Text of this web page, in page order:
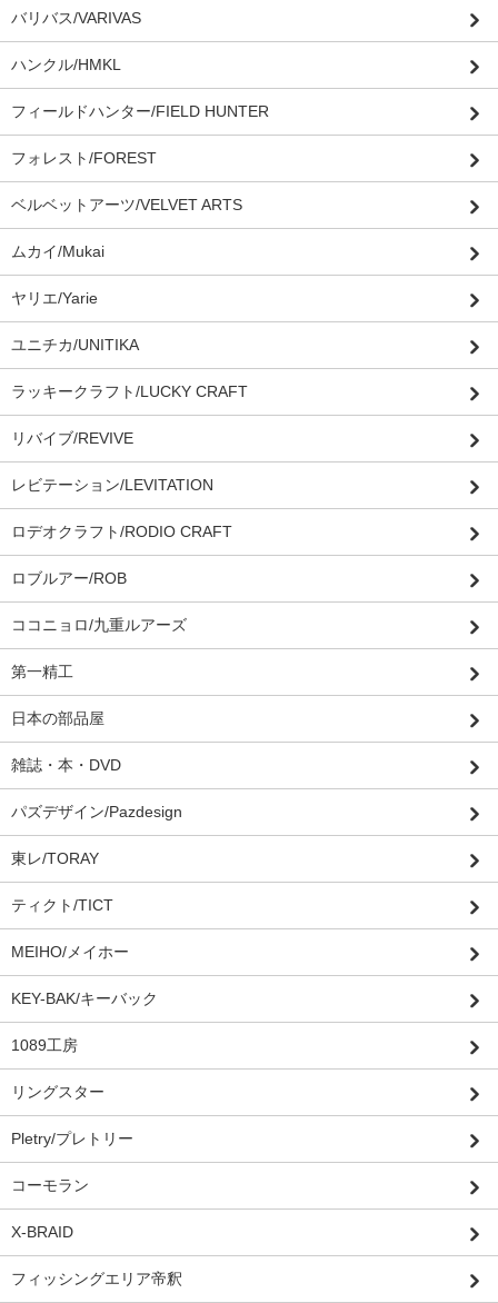
バリバス/VARIVAS
ハンクル/HMKL
フィールドハンター/FIELD HUNTER
フォレスト/FOREST
ベルベットアーツ/VELVET ARTS
ムカイ/Mukai
ヤリエ/Yarie
ユニチカ/UNITIKA
ラッキークラフト/LUCKY CRAFT
リバイブ/REVIVE
レビテーション/LEVITATION
ロデオクラフト/RODIO CRAFT
ロブルアー/ROB
ココニョロ/九重ルアーズ
第一精工
日本の部品屋
雑誌・本・DVD
パズデザイン/Pazdesign
東レ/TORAY
ティクト/TICT
MEIHO/メイホー
KEY-BAK/キーバック
1089工房
リングスター
Pletry/プレトリー
コーモラン
X-BRAID
フィッシングエリア帝釈